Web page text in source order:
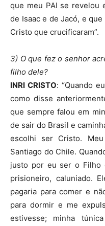
que meu PAI se revelou
de Isaac e de Jacó, e
Cristo que crucificaram”.
3) O que fez o senhor
filho dele?
INRI CRISTO: “Quando
como disse
que sempre falou em
de sair do Brasil e
escolhi ser Cristo.
Santiago do Chile.
justo por eu ser o Filho
prisioneiro, caluniado.
pagaria para comer e
para dormir e me
estivesse; minha